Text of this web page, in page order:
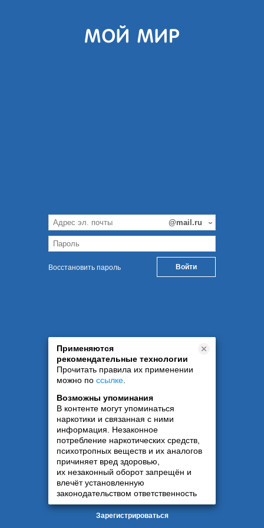
Восстановить пароль
Применяются
рекомендательные технологии
Прочитать правила их применении
можно по ссылке
Возможны упоминания
В контенте могут упоминаться
наркотики и связанная с ними
информация. Незаконное
потребление наркотических средств,
психотропных веществ и их аналогов
причиняет вред здоровью,
их незаконный оборот запрещён и
влечёт установленную
законодательством ответственность
Зарегистрироваться